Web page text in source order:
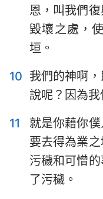
1 2 3
8
9
恩，叫我們
毀壞之處，
垣。
10 我們的神啊
說呢？因為我
11
就是你藉你
要去得為業
污穢和可憎
了污穢。